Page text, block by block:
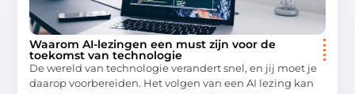
Waarom AI-lezingen een must zijn voor de
toekomst van technologie
De wereld van technologie verandert snel, en jij moet je
daarop voorbereiden. Het volgen van een AI lezing kan